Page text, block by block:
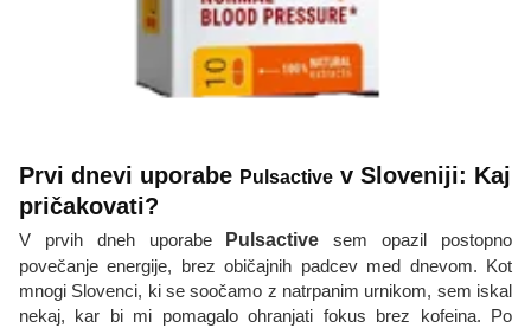
Prvi dnevi uporabe Pulsactive v Sloveniji: Kaj
pričakovati?
V prvih dneh uporabe Pulsactive sem opazil postopno
povečanje energije, brez običajnih padcev med dnevom. Kot
mnogi Slovenci, ki se soočamo z natrpanim urnikom, sem iskal
nekaj, kar bi mi pomagalo ohranjati fokus brez kofeina. Po